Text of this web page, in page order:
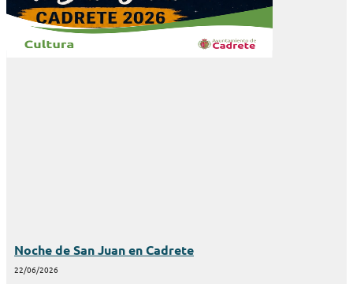
Noche de San Juan en Cadrete
22/06/2026